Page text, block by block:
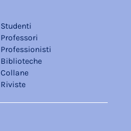
Studenti
Professori
Professionisti
Biblioteche
Collane
Riviste